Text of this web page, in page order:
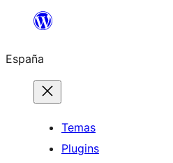
Saltar
contenido
España
Temas
Plugins